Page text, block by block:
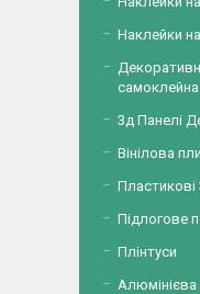
Наклейки на
самоклейна
3д Панелі
Вінілова
Пластикові
Підлогове
Плінтуси
Алюмінієва